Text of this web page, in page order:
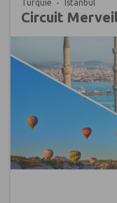
Turquie Istanbul
Circuit